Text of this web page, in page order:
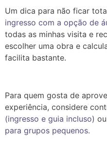
Um dica para não ficar
ingresso com a opção de
todas as minhas visita e
escolher uma obra e
facilita bastante.
Para quem gosta de
experiência, considere
(ingresso e guia incluso)
para grupos pequenos.